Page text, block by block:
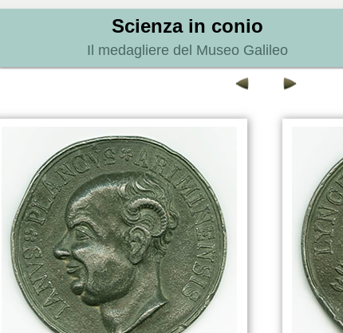
Scienza in conio
Il medagliere del Museo Galileo